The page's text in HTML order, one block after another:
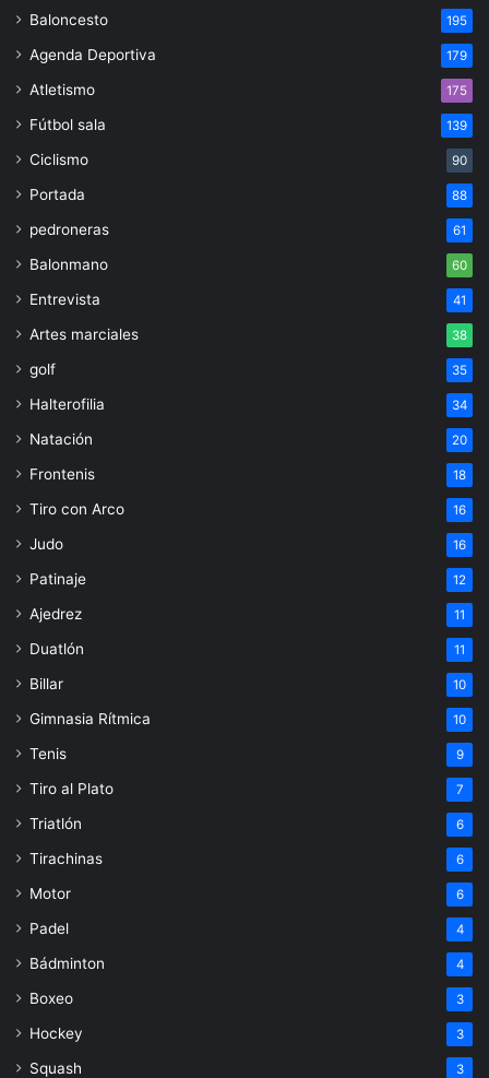
Baloncesto 195
Agenda Deportiva 179
Atletismo 175
Fútbol sala 139
Ciclismo 90
Portada 88
pedroneras 61
Balonmano 60
Entrevista 41
Artes marciales 38
golf 35
Halterofilia 34
Natación 20
Frontenis 18
Tiro con Arco 16
Judo 16
Patinaje 12
Ajedrez 11
Duatlón 11
Billar 10
Gimnasia Rítmica 10
Tenis 9
Tiro al Plato 7
Triatlón 6
Tirachinas 6
Motor 6
Padel 4
Bádminton 4
Boxeo 3
Hockey 3
Squash 3